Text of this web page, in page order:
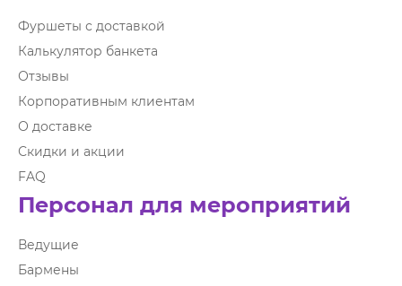
Фуршеты с доставкой
Калькулятор банкета
Отзывы
Корпоративным клиентам
О доставке
Скидки и акции
FAQ
Персонал для мероприятий
Ведущие
Бармены